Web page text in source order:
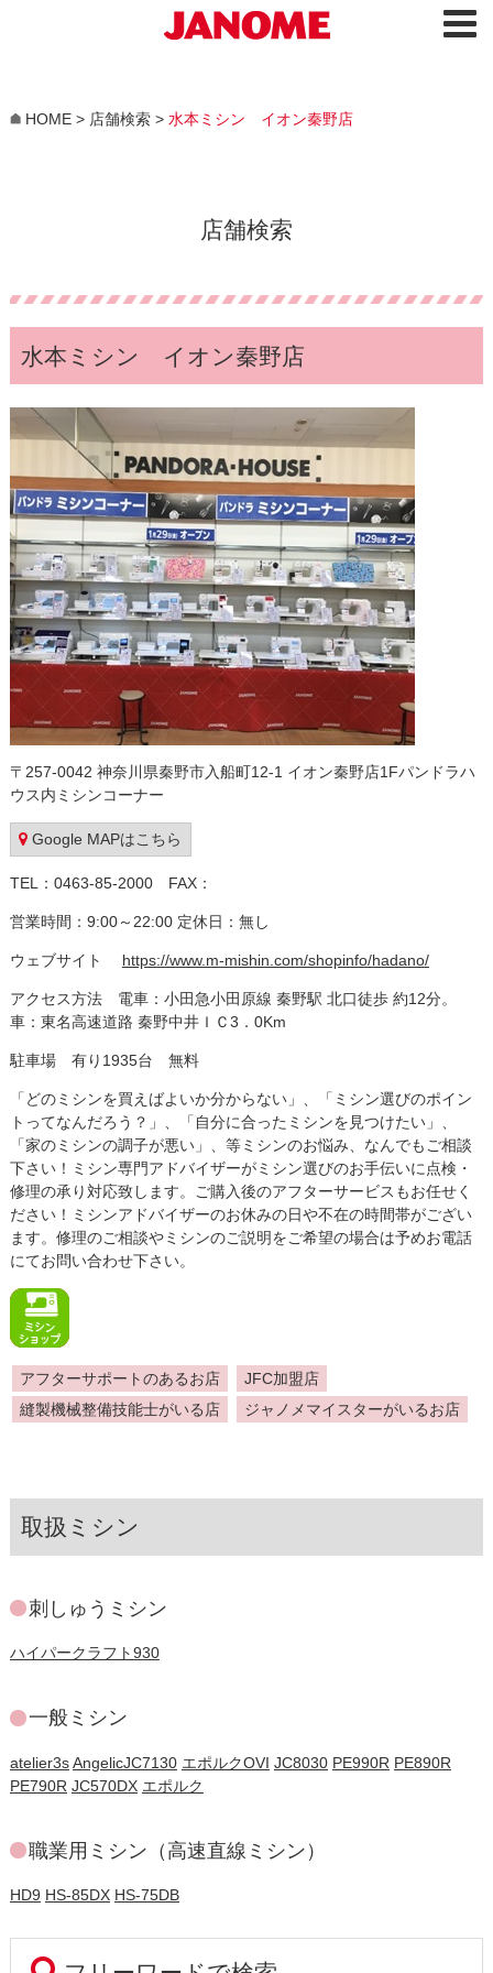
HOME> 店舗検索> 水本ミシン イオン秦野店
店舗検索
水本ミシン イオン秦野店
〒257-0042 神奈川県秦野市入船町12-1 イオン秦野店1Fパンドラハ
ウス内ミシンコーナー
Google MAPはこちら
TEL：0463-85-2000 FAX：
営業時間：9:00～22:00 定休日：無し
ウェブサイト https://www.m-mishin.com/shopinfo/hadano/
アクセス方法 電車：小田急小田原線 秦野駅 北口徒歩 約12分。
車：東名高速道路 秦野中井ＩＣ3．0Km
駐車場 有り1935台 無料
「どのミシンを買えばよいか分からない」、「ミシン選びのポイン
トってなんだろう？」、「自分に合ったミシンを見つけたい」、
「家のミシンの調子が悪い」、等ミシンのお悩み、なんでもご相談
下さい！ミシン専門アドバイザーがミシン選びのお手伝いに点検・
修理の承り対応致します。ご購入後のアフターサービスもお任せく
ださい！ミシンアドバイザーのお休みの日や不在の時間帯がござい
ます。修理のご相談やミシンのご説明をご希望の場合は予めお電話
にてお問い合わせ下さい。
アフターサポートのあるお店
JFC加盟店
縫製機械整備技能士がいる店
ジャノメマイスターがいるお店
取扱ミシン
刺しゅうミシン
ハイパークラフト930
一般ミシン
atelier3sAngelicJC7130 エポルクOVI JC8030 PE990R PE890R
PE790R JC570DX エポルク
職業用ミシン（高速直線ミシン）
HD9 HS-85DX HS-75DB